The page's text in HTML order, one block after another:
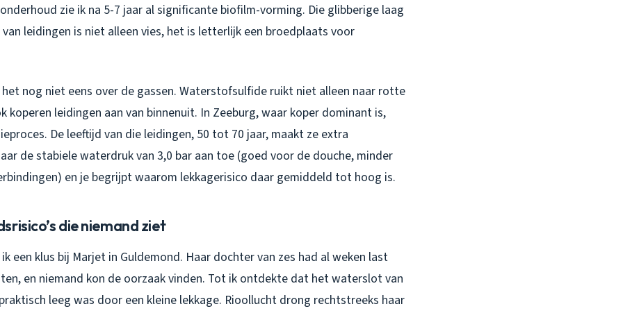
zie ik na 5-7 jaar al significante biofilm-vorming. Die glibberige laag
leidingen is niet alleen vies, het is letterlijk een broedplaats voor
het nog niet eens over de gassen. Waterstofsulfide ruikt niet alleen naar rotte
koperen leidingen aan van binnenuit. In Zeeburg, waar koper dominant is,
De leeftijd van die leidingen, 50 tot 70 jaar, maakt ze extra
de stabiele waterdruk van 3,0 bar aan toe (goed voor de douche, minder
en je begrijpt waarom lekkagerisico daar gemiddeld tot hoog is.
die niemand ziet
een klus bij Marjet in Guldemond. Haar dochter van zes had al weken last
en niemand kon de oorzaak vinden. Tot ik ontdekte dat het waterslot van
leeg was door een kleine lekkage. Rioollucht drong rechtstreeks haar